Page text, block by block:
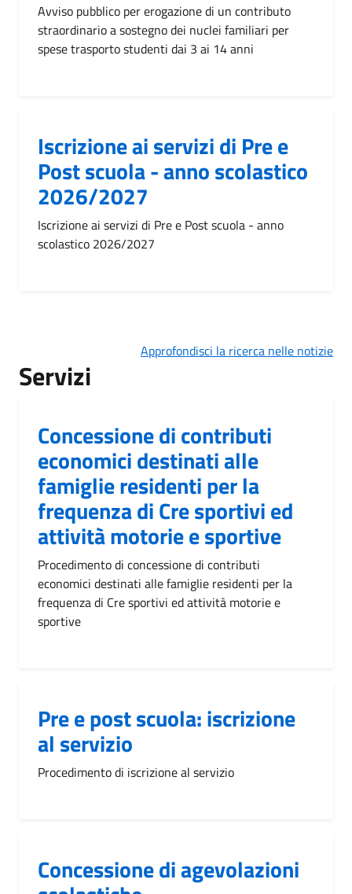
Avviso pubblico per erogazione di un contributo
straordinario a sostegno dei nuclei familiari per
spese trasporto studenti dai 3 ai 14 anni
Iscrizione ai servizi di Pre e
Post scuola - anno scolastico
2026/2027
Iscrizione ai servizi di Pre e Post scuola - anno
scolastico 2026/2027
Approfondisci la ricerca nelle notizie
Servizi
Concessione di contributi
economici destinati alle
famiglie residenti per la
frequenza di Cre sportivi ed
attività motorie e sportive
Procedimento di concessione di contributi
economici destinati alle famiglie residenti per la
frequenza di Cre sportivi ed attività motorie e
sportive
Pre e post scuola: iscrizione
al servizio
Procedimento di iscrizione al servizio
Concessione di agevolazioni